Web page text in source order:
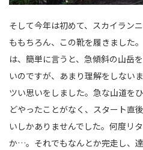
そして今年は初めて、スカイラン
ももちろん、この靴を履きました
は、簡単に言うと、急傾斜の山岳
いのですが、あまり理解をしない
ツい思いをしました。急な山道を
どやったことがなく、スタート直
いしかありませんでした。何度リ
か…。それでもなんとか完走し、